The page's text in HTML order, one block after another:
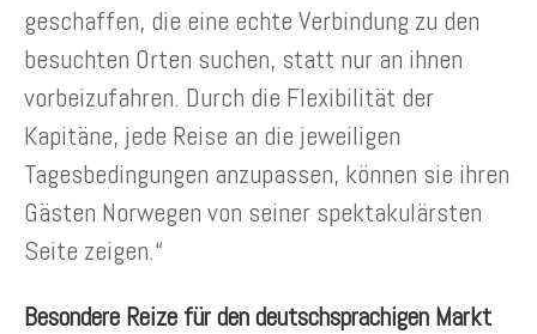
geschaffen, die eine echte Verbindung zu den
besuchten Orten suchen, statt nur an ihnen
vorbeizufahren. Durch die Flexibilität der
Kapitäne, jede Reise an die jeweiligen
Tagesbedingungen anzupassen, können sie ihren
Gästen Norwegen von seiner spektakulärsten
Seite zeigen.“
Besondere Reize für den deutschsprachigen Markt